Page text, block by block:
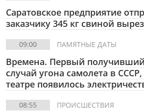
Саратовское предприятие
заказчику 345 кг свиной
09:00 ПАМЯТНЫЕ ДАТЫ
Времена. Первый получивший
случай угона самолета в
театре появилось
08:55 ПРОИСШЕСТВИЯ